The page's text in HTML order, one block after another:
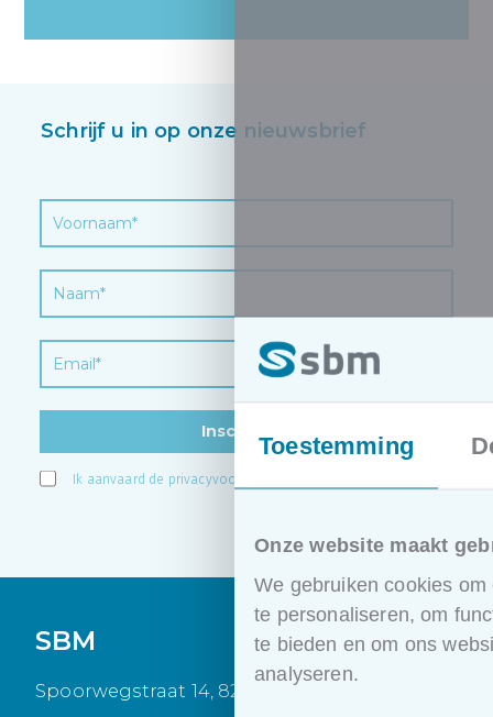
Toestemming
Onze website maakt
We gebruiken cookies
te personaliseren, om
te bieden en om ons
analyseren.
Schrijf u in op onze nieuwsbrief
Inschrijven
Ik aanvaard de privacyvoorwaarden
SBM
Spoorwegstraat 14, 8200 Brugge